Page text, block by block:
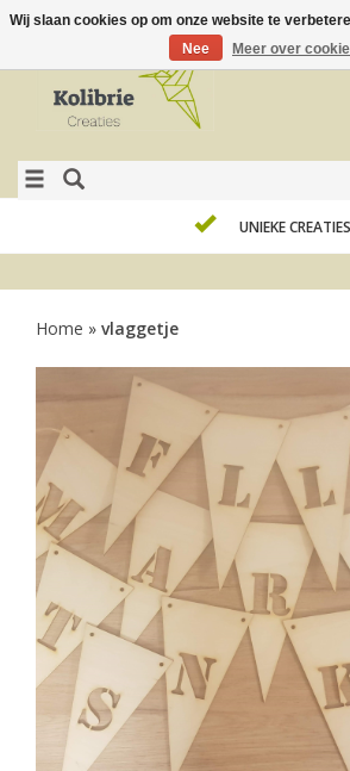
UNIEKE CREATIES
Home » vlaggetje
Wij slaan cookies op om onze website te
Nee
Meer over